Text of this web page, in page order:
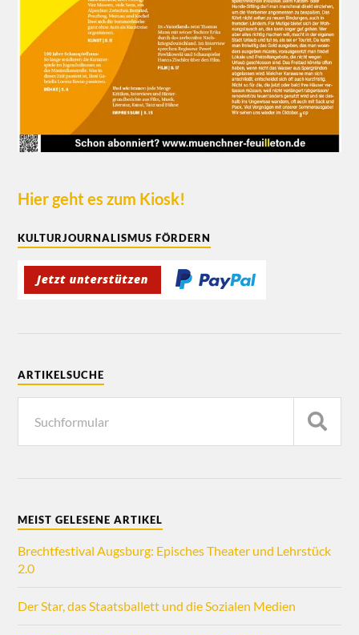
Hier geht es zum Kiosk!
KULTURJOURNALISMUS FÖRDERN
ARTIKELSUCHE
MEIST GELESENE ARTIKEL
Brechtfestival Augsburg: Episches Theater und Lehrstück
2.0
Der Star, das Staatsballett und die Sozialen Medien